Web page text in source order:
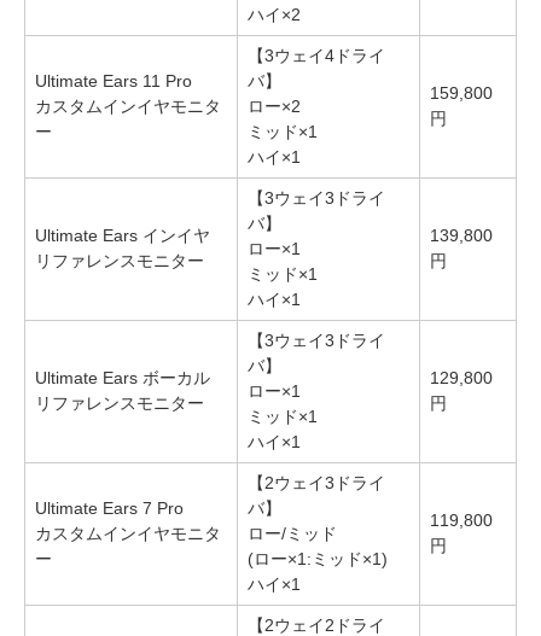
ハイ×2
Ultimate Ears 11 Pro
カスタムインイヤモニタ
ー
【3ウェイ4ドライ
バ】
ロー×2
ミッド×1
ハイ×1
159,800
円
Ultimate Ears インイヤ
リファレンスモニター
【3ウェイ3ドライ
バ】
ロー×1
ミッド×1
ハイ×1
139,800
円
Ultimate Ears ボーカル
リファレンスモニター
【3ウェイ3ドライ
バ】
ロー×1
ミッド×1
ハイ×1
129,800
円
Ultimate Ears 7 Pro
カスタムインイヤモニタ
ー
【2ウェイ3ドライ
バ】
ロー/ミッド
(ロー×1:ミッド×1)
ハイ×1
119,800
円
【2ウェイ2ドライ